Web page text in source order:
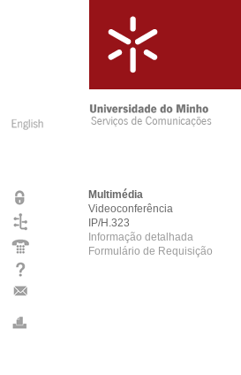
Multimédia
Videoconferência
IP/H.323
Informação detalhada
Formulário de Requisição